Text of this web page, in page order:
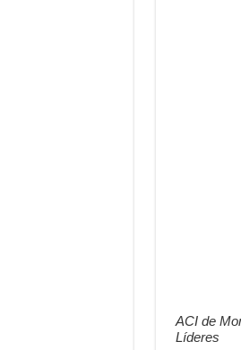
ACI de
Líderes